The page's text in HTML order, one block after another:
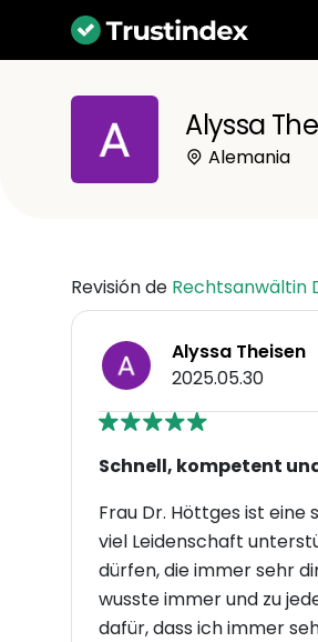
Alyssa
Alemania
Revisión de Rechtsanwältin
Alyssa Theisen
2025.05.30
Schnell, kompetent
Frau Dr. Höttges ist
viel Leidenschaft
dürfen, die immer sehr
wusste immer und zu
dafür, dass ich immer